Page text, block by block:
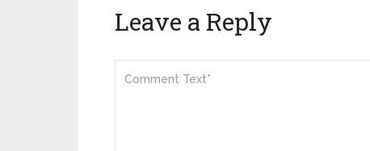
Leave a Reply